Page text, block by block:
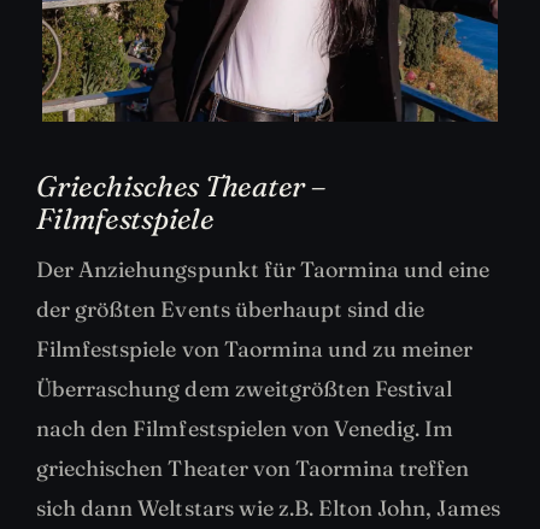
Griechisches Theater –
Filmfestspiele
Der Anziehungspunkt für Taormina und eine
der größten Events überhaupt sind die
Filmfestspiele von Taormina und zu meiner
Überraschung dem zweitgrößten Festival
nach den Filmfestspielen von Venedig. Im
griechischen Theater von Taormina treffen
sich dann Weltstars wie z.B. Elton John, James